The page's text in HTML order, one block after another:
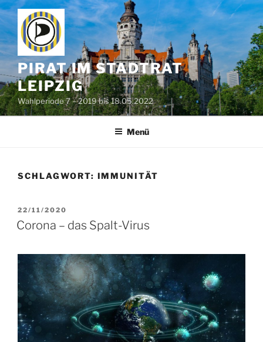
Zum
Inhalt
springen
PIRAT IM STADTRAT
LEIPZIG
Wahlperiode 7 – 2019 bis 18.05.2022
Menü
SCHLAGWORT: IMMUNITÄT
VERÖFFENTLICHT
AM
22/11/2020
Corona – das Spalt-Virus